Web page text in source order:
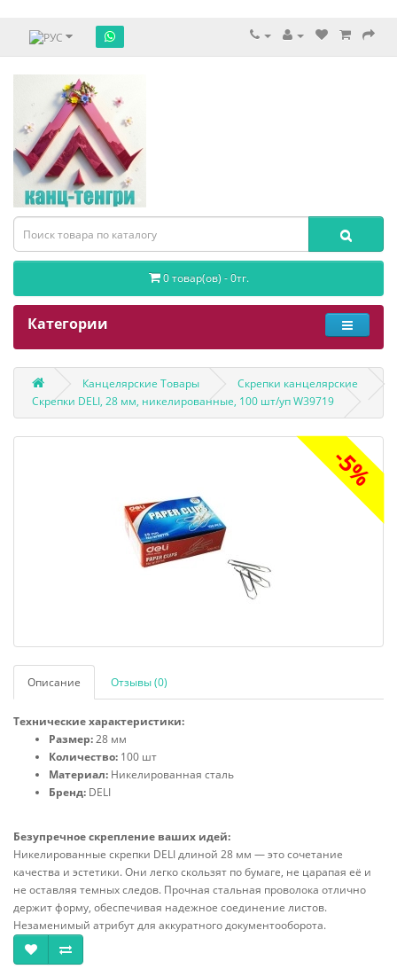
0 товар(ов) - 0тг.
Категории
Канцелярские Товары
Скрепки канцелярские
Скрепки DELI, 28 мм, никелированные, 100 шт/уп W39719
-5%
Описание Отзывы (0)
Технические характеристики:
Размер:28 мм
Количество: 100 шт
Материал: Никелированная сталь
Бренд: DELI
Безупречное скрепление ваших идей:
Никелированные скрепки DELI длиной 28 мм — это сочетание
качества и эстетики. Они легко скользят по бумаге, не царапая её и
не оставляя темных следов. Прочная стальная проволока отлично
держит форму, обеспечивая надежное соединение листов.
Незаменимый атрибут для аккуратного документооборота.